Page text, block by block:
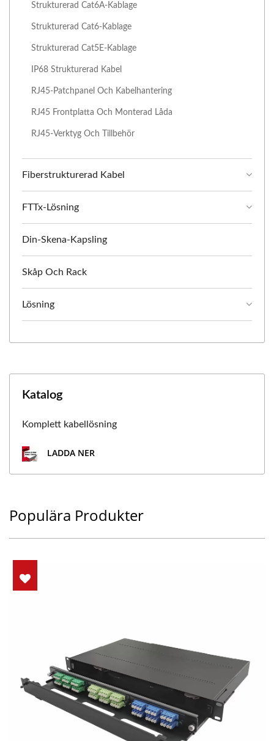
Strukturerad Cat6A-Kablage
Strukturerad Cat6-Kablage
Strukturerad Cat5E-Kablage
IP68 Strukturerad Kabel
RJ45-Patchpanel Och Kabelhantering
RJ45 Frontplatta Och Monterad Låda
RJ45-Verktyg Och Tillbehör
Fiberstrukturerad Kabel
FTTx-Lösning
Din-Skena-Kapsling
Skåp Och Rack
Lösning
Katalog
Komplett kabellösning
LADDA NER
Populära Produkter